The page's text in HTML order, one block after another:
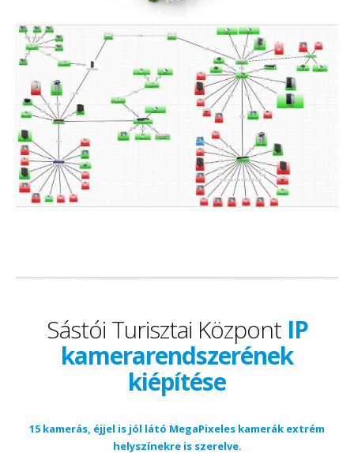
Sástói Turisztai Központ IP
kamerarendszerének
kiépítése
15 kamerás, éjjel is jól látó MegaPixeles kamerák extrém
helyszínekre is szerelve.